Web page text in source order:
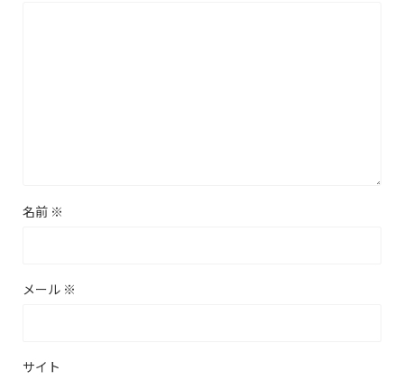
名前 ※
メール ※
サイト